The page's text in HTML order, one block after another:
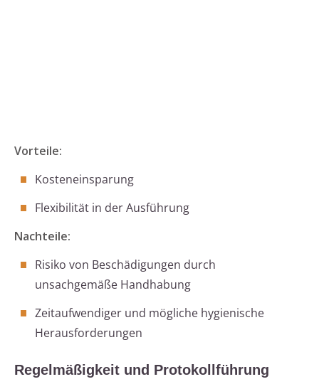
Vorteile:
Kosteneinsparung
Flexibilität in der Ausführung
Nachteile:
Risiko von Beschädigungen durch
unsachgemäße Handhabung
Zeitaufwendiger und mögliche hygienische
Herausforderungen
Regelmäßigkeit und Protokollführung